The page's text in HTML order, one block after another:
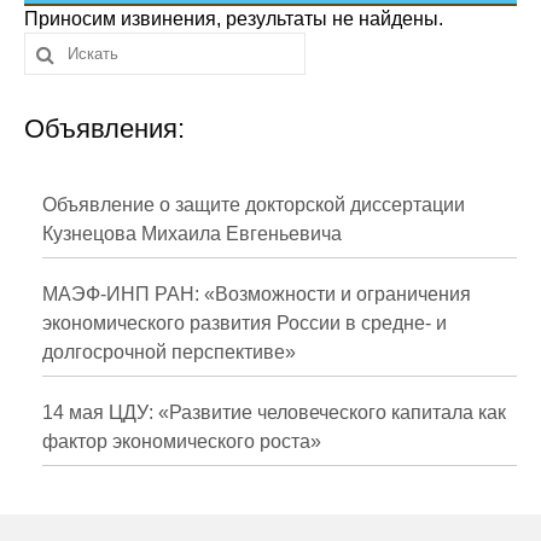
Сотрудники
Отчетность
Противодействие коррупции
Публикации
Научная жизнь
Издания
Проблемы прогнозирования
О журнале
Приносим извинения, результаты не найдены.
Объявления:
Объявление о защите докторской диссертации
Кузнецова Михаила Евгеньевича
МАЭФ-ИНП РАН: «Возможности и ограничения
экономического развития России в средне- и
долгосрочной перспективе»
14 мая ЦДУ: «Развитие человеческого капитала как
фактор экономического роста»